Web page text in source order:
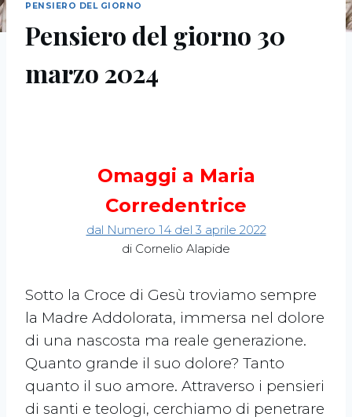
PENSIERO DEL GIORNO
Pensiero del giorno 30
marzo 2024
Omaggi a Maria
Corredentrice
dal Numero 14 del 3 aprile 2022
di Cornelio Alapide
Sotto la Croce di Gesù troviamo sempre
la Madre Addolorata, immersa nel dolore
di una nascosta ma reale generazione.
Quanto grande il suo dolore? Tanto
quanto il suo amore. Attraverso i pensieri
di santi e teologi, cerchiamo di penetrare